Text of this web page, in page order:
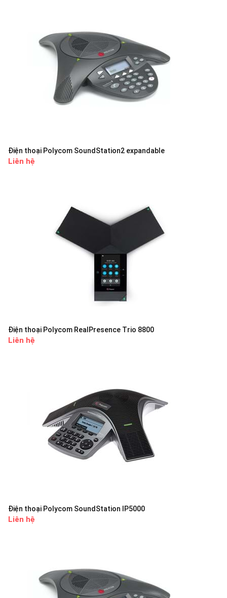
Điện thoại Polycom SoundStation2 expandable
Liên hệ
Điện thoại Polycom RealPresence Trio 8800
Liên hệ
Điện thoại Polycom SoundStation IP5000
Liên hệ